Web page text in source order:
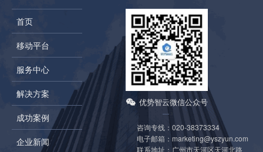
首页
移动平台
服务中心
解决方案
成功案例
企业新闻
优势智云微信公众号
咨询专线： 020-38373334
电子邮箱： marketing@yszyun.com
联系地址： 广州市天河区天河北路